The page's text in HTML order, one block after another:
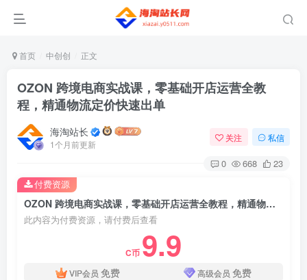
首页 中创创 正文
OZON 跨境电商实战课，零基础开店运营全教
程，精通物流定价快速出单
海淘站长
1个月前更新
关注 私信
0 668 23
OZON 跨境电商实战课，零基础开店运营全教程，精通物流定价快速出单
此内容为付费资源，请付费后查看
C币 9.9
VIP会员 免费 高级会员 免费
付费资源